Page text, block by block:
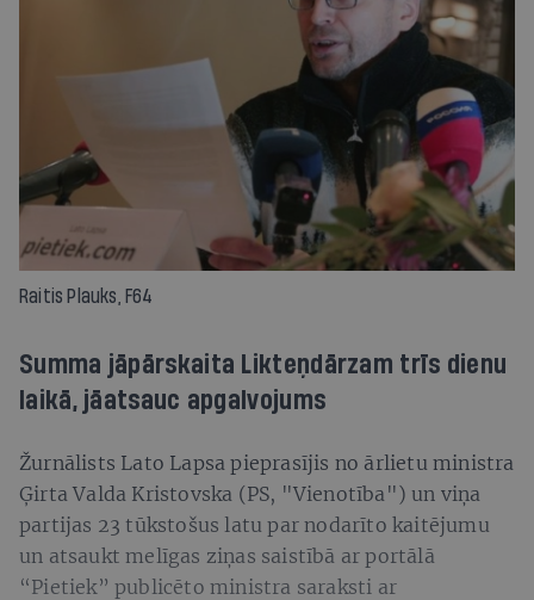
Raitis Plauks, F64
Summa jāpārskaita Likteņdārzam trīs dienu
laikā, jāatsauc apgalvojums
Žurnālists Lato Lapsa pieprasījis no ārlietu ministra
Ģirta Valda Kristovska (PS, "Vienotība") un viņa
partijas 23 tūkstošus latu par nodarīto kaitējumu
un atsaukt melīgas ziņas saistībā ar portālā
“Pietiek” publicēto ministra saraksti ar